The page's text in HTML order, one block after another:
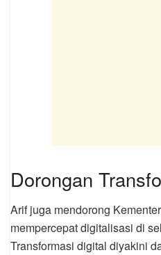
Dorongan
Arif juga mendorong
mempercepat digitalisasi di
Transformasi digital diyakini